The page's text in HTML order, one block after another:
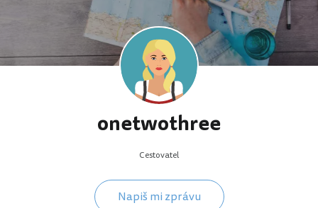
onetwothree
Cestovatel
Napiš mi zprávu